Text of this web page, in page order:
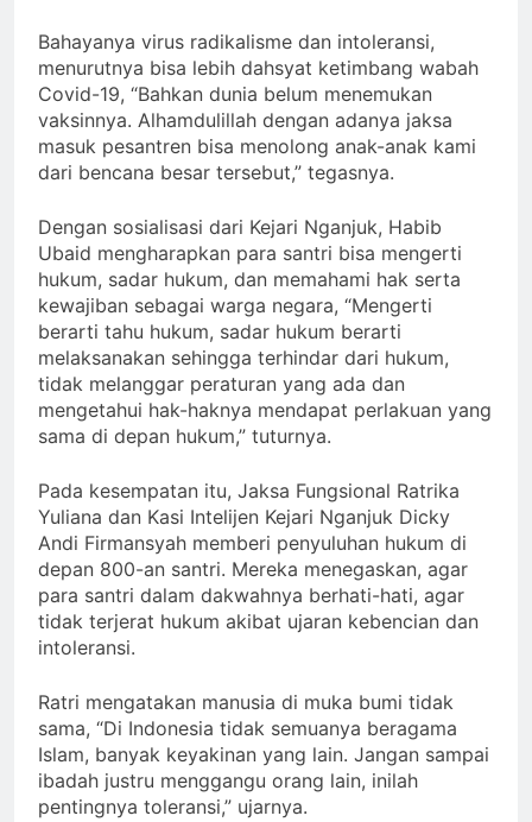
Bahayanya virus radikalisme dan intoleransi,
menurutnya bisa lebih dahsyat ketimbang wabah
Covid-19, “Bahkan dunia belum menemukan
vaksinnya. Alhamdulillah dengan adanya jaksa
masuk pesantren bisa menolong anak-anak kami
dari bencana besar tersebut,” tegasnya.
Dengan sosialisasi dari Kejari Nganjuk, Habib
Ubaid mengharapkan para santri bisa mengerti
hukum, sadar hukum, dan memahami hak serta
kewajiban sebagai warga negara, “Mengerti
berarti tahu hukum, sadar hukum berarti
melaksanakan sehingga terhindar dari hukum,
tidak melanggar peraturan yang ada dan
mengetahui hak-haknya mendapat perlakuan yang
sama di depan hukum,” tuturnya.
Pada kesempatan itu, Jaksa Fungsional Ratrika
Yuliana dan Kasi Intelijen Kejari Nganjuk Dicky
Andi Firmansyah memberi penyuluhan hukum di
depan 800-an santri. Mereka menegaskan, agar
para santri dalam dakwahnya berhati-hati, agar
tidak terjerat hukum akibat ujaran kebencian dan
intoleransi.
Ratri mengatakan manusia di muka bumi tidak
sama, “Di Indonesia tidak semuanya beragama
Islam, banyak keyakinan yang lain. Jangan sampai
ibadah justru menggangu orang lain, inilah
pentingnya toleransi,” ujarnya.